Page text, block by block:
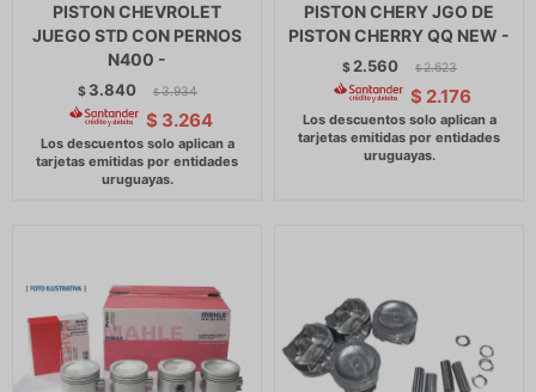
PISTON CHEVROLET
JUEGO STD CON PERNOS
N400 -
$ 3.840 $ 3.934
$ 3.264
PISTON CHERY JGO DE
PISTON CHERRY QQ NEW -
$ 2.560 $ 2.623
$ 2.176